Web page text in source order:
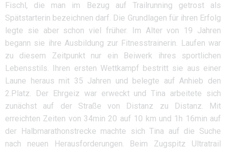
Fischl, die man im Bezug auf Trailrunning getrost als
Spätstarterin bezeichnen darf. Die Grundlagen für ihren Erfolg
legte sie aber schon viel früher. Im Alter von 19 Jahren
begann sie ihre Ausbildung zur Fitnesstrainerin. Laufen war
zu diesem Zeitpunkt nur ein Beiwerk ihres sportlichen
Lebensstils. Ihren ersten Wettkampf bestritt sie aus einer
Laune heraus mit 35 Jahren und belegte auf Anhieb den
2.Platz. Der Ehrgeiz war erweckt und Tina arbeitete sich
zunächst auf der Straße von Distanz zu Distanz. Mit
erreichten Zeiten von 34min 20 auf 10 km und 1h 16min auf
der Halbmarathonstrecke machte sich Tina auf die Suche
nach neuen Herausforderungen. Beim Zugspitz Ultratrail